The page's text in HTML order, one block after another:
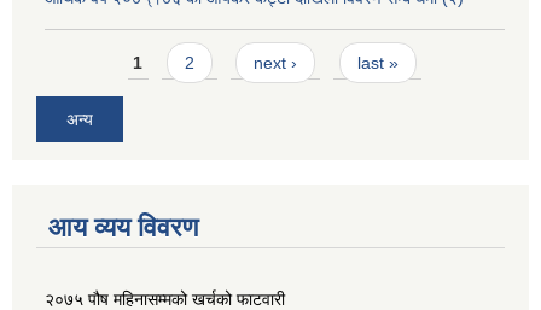
Pages1 2 next › last »
अन्य
आय व्यय विवरण
२०७५ पौष महिनासम्मको खर्चको फाटवारी